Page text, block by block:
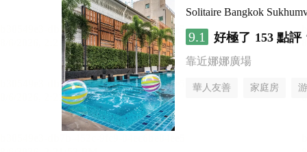
Solitaire Bangkok
9.1 好極了 153 點評
靠近娜娜廣場
華人友善 家庭房